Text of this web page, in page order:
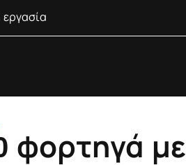
φορτηγά με